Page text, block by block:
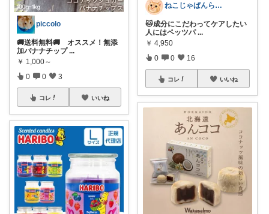
piccolo
🚚送料無料🚚 オススメ！無添
加バナナチップ ...
￥ 1,000～
0 0 3
コレ いいね
ねこじゃぱんらいふ🐈猫用品・猫グッズ
🐱成分にこだわってケアしたい
人にはペッツパ ...
￥ 4,950
0 0 16
コレ いいね